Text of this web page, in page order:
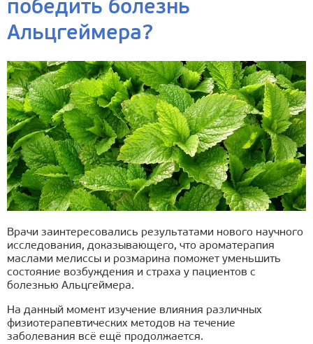
победить болезнь
Альцгеймера?
Врачи заинтересовались результатами нового научного
исследования, доказывающего, что ароматерапия
маслами мелиссы и розмарина поможет уменьшить
состояние возбуждения и страха у пациентов с
болезнью Альцгеймера.
На данный момент изучение влияния различных
физиотерапевтических методов на течение
заболевания всё ещё продолжается.